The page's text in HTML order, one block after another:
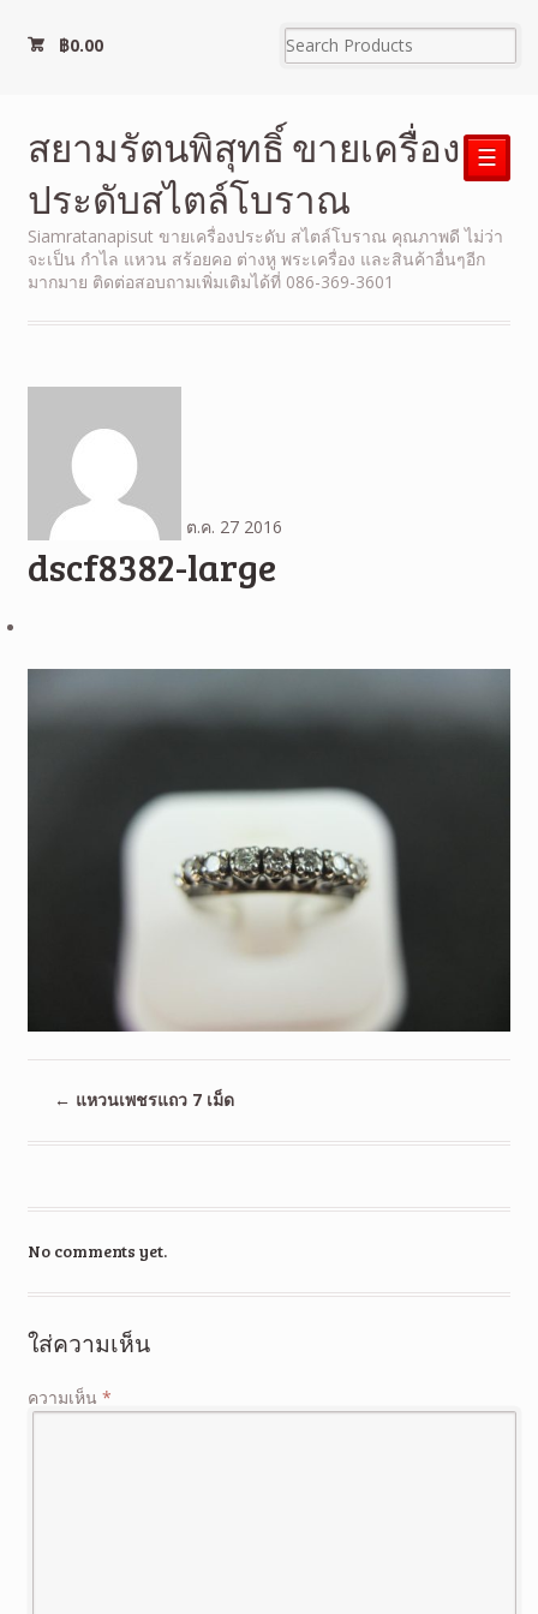
฿0.00
สยามรัตนพิสุทธิ์ ขายเครื่อง
ประดับสไตล์โบราณ
Siamratanapisut ขายเครื่องประดับ สไตล์โบราณ คุณภาพดี ไม่ว่า
จะเป็น กำไล แหวน สร้อยคอ ต่างหู พระเครื่อง และสินค้าอื่นๆอีก
มากมาย ติดต่อสอบถามเพิ่มเติมได้ที่ 086-369-3601
☰
ต.ค. 27 2016
dscf8382-large
← แหวนเพชรแถว 7 เม็ด
No comments yet.
ใส่ความเห็น
ความเห็น *